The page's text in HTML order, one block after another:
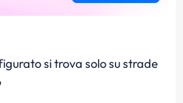
si trova solo su strade